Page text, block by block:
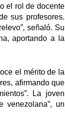
el rol de docente
sus profesores.
señaló. Su
aportando a la
el mérito de la
afirmando que
La joven
venezolana”, un